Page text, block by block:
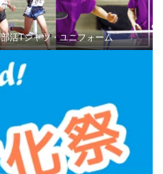
部活Tシャツ・ユニフォーム